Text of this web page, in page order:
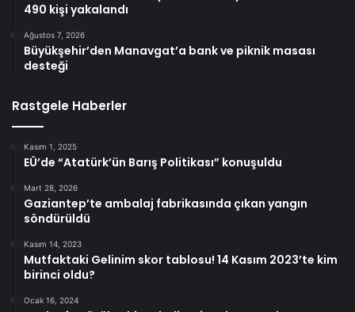
490 kişi yakalandı
Ağustos 7, 2026
Büyükşehir’den Manavgat’a bank ve piknik masası
desteği
Rastgele Haberler
Kasım 1, 2025
EÜ’de “Atatürk’ün Barış Politikası” konuşuldu
Mart 28, 2026
Gaziantep’te ambalaj fabrikasında çıkan yangın
söndürüldü
Kasım 14, 2023
Mutfaktaki Gelinim skor tablosu! 14 Kasım 2023’te kim
birinci oldu?
Ocak 16, 2024